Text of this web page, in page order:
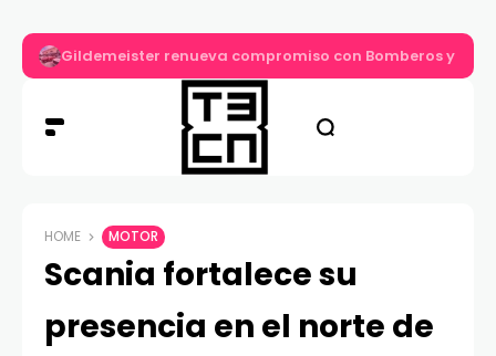
Gildemeister renueva compromiso con Bomberos y
HOME MOTOR
Scania fortalece su
presencia en el norte de